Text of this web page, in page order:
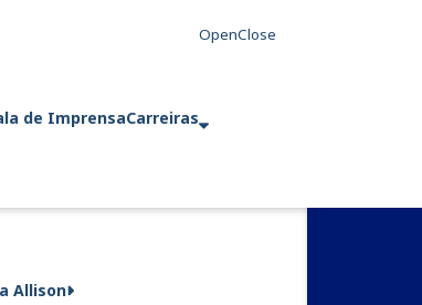
de ImprensaCarreiras
Allison